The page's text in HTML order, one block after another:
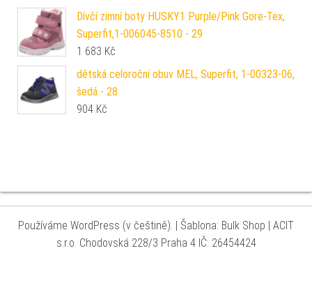
Dívčí zimní boty HUSKY1 Purple/Pink Gore-Tex,
Superfit,1-006045-8510 - 29
1 683 Kč
dětská celoroční obuv MEL, Superfit, 1-00323-06,
šedá - 28
904 Kč
Používáme WordPress (v češtině). Šablona: Bulk Shop
| ACIT
s.r.o. Chodovská 228/3 Praha 4 IČ: 26454424